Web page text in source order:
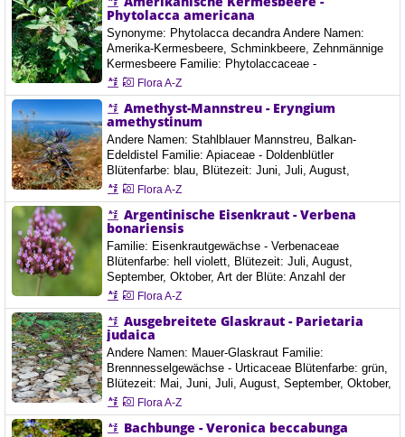
Orobanchaceae Blütenfarbe: hell violett, Blütezeit:
Juni, Juli, August, Art der Blüte: Andere…
Phytolacca americana
Synonyme: Phytolacca decandra Andere Namen:
Amerika-Kermesbeere, Schminkbeere, Zehnmännige
Kermesbeere Familie: Phytolaccaceae -
Kermesbeerengewächse Blütenfarbe: weiss, Blütezeit:
Juli, August, September, Art der Blüte: Anzahl der
Blütenblätter 5, Die Amerikanische Kermesbeere ist
eine ausdauernde krautige Pflanze, die Wuchshöhen
von 1 bis 3 Metern erreicht. Der oft purpurfarbene,
gabelig…
Flora A-Z
Amethyst-Mannstreu - Eryngium
amethystinum
Andere Namen: Stahlblauer Mannstreu, Balkan-
Edeldistel Familie: Apiaceae - Doldenblütler
Blütenfarbe: blau, Blütezeit: Juni, Juli, August,
September, Art der Blüte: Blütenstand Korb, Ort: Insel
Rab, Lopar, Kroatien, 2023, 14.7.2024 Garica, Insel
Krk, 20.7.2024 Sv. Vid-Miholjice, Njivice, Insel Krk,
22.7.2024 Insel Krk, Istrien, Sv. Vid-Miholjice, 8.8.2025
Flora A-Z
Argentinische Eisenkraut - Verbena
bonariensis
Familie: Eisenkrautgewächse - Verbenaceae
Blütenfarbe: hell violett, Blütezeit: Juli, August,
September, Oktober, Art der Blüte: Anzahl der
Blütenblätter 5, Ort: Steyregg, Österreich
Flora A-Z
Ausgebreitete Glaskraut - Parietaria
judaica
Andere Namen: Mauer-Glaskraut Familie:
Brennnesselgewächse - Urticaceae Blütenfarbe: grün,
Blütezeit: Mai, Juni, Juli, August, September, Oktober,
Art der Blüte: Anzahl der Blütenblätter 4, Das
Ausgebreitete Glaskraut wächst als ausdauernde,
krautige Pflanze und erreicht Wuchshöhen von 10 bis
Flora A-Z
Bachbunge - Veronica beccabunga